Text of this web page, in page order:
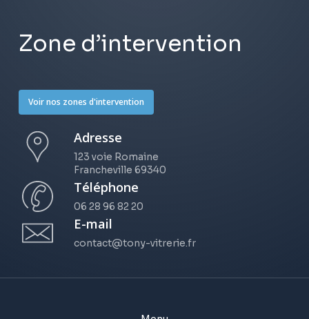
Zone d’intervention
Voir nos zones d'intervention
Adresse
123 voie Romaine
Francheville 69340
Téléphone
06 28 96 82 20
E-mail
contact@tony-vitrerie.fr